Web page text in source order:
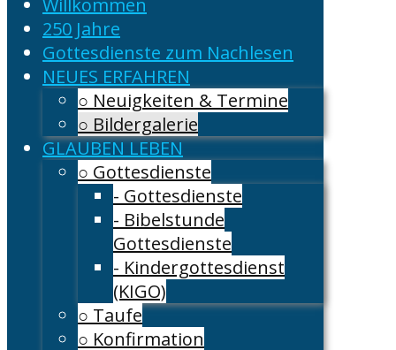
Willkommen
250 Jahre
Gottesdienste zum Nachlesen
NEUES ERFAHREN
○ Neuigkeiten & Termine
○ Bildergalerie
GLAUBEN LEBEN
○ Gottesdienste
- Gottesdienste
- Bibelstunde
Gottesdienste
- Kindergottesdienst
(KIGO)
○ Taufe
○ Konfirmation